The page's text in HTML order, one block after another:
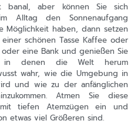
banal, aber können Sie sich
Alltag den Sonnenaufgang
Möglichkeit haben, dann setzen
schönen Tasse Kaffee oder
eine Bank und genießen Sie
in denen die Welt herum
wahr, wie die Umgebung in
und wie zu der anfänglichen
Atmen Sie diese
tiefen Atemzügen ein und
etwas viel Größeren sind.